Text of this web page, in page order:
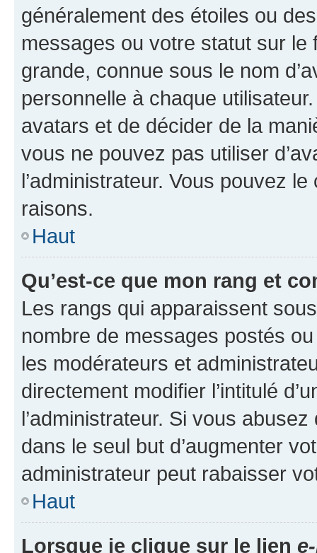
généralement des étoiles ou
messages ou votre statut sur
grande, connue sous le nom
personnelle à chaque utilisateur.
avatars et de décider de la
vous ne pouvez pas utiliser
l’administrateur. Vous pouvez
raisons.
Haut
Qu’est-ce que mon rang et
Les rangs qui apparaissent
nombre de messages postés
les modérateurs et
directement modifier l’intitulé
l’administrateur. Si vous
dans le seul but d’augmenter
administrateur peut rabaisser
Haut
Lorsque je clique sur le lien